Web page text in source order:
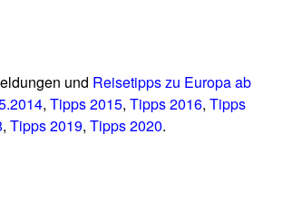
und Reisetipps zu Europa ab
, Tipps 2015, Tipps 2016, Tipps
, Tipps 2019, Tipps 2020.